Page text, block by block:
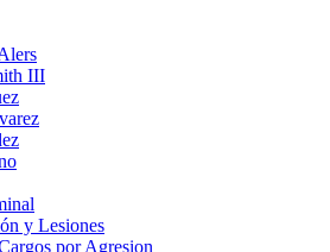
III
y Lesiones
por Agresion